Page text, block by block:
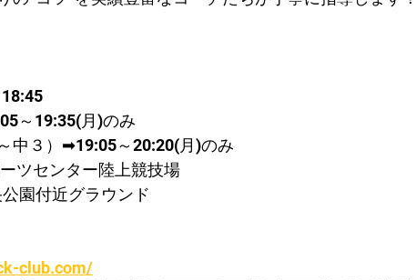
～19:35(月)のみ
中３）➡19:05～20:20(月)のみ
ツセンター陸上競技場
付近グラウンド
club.com/